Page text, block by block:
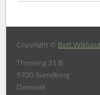
Copyright © Bert Wiklund
Thorseng 21 B
5700 Svendborg
Danmark